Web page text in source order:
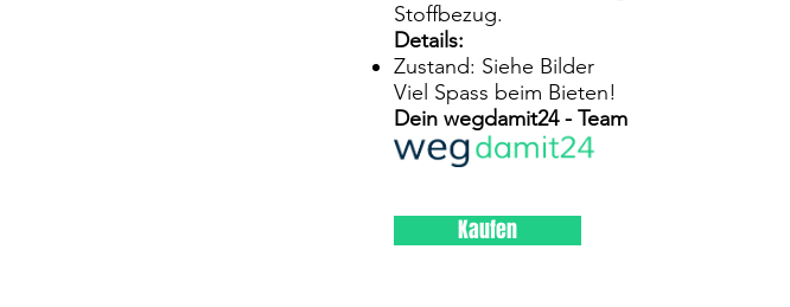
Stoffbezug.
Details:
Zustand: Siehe Bilder
Viel Spass beim Bieten!
Dein wegdamit24 - Team
Kaufen